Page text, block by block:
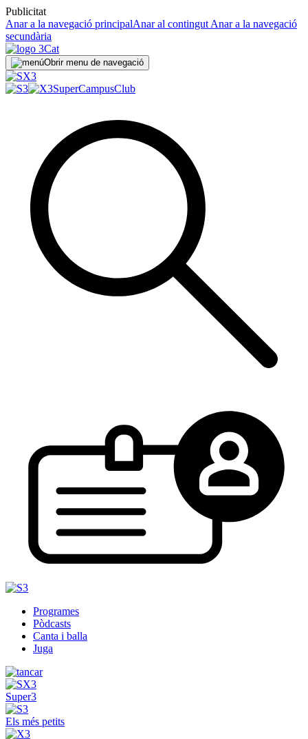
Publicitat
Anar a la navegació principalAnar al contingut Anar a la navegació
secundària
Obrir menu de navegació
SuperCampusClub
Programes
Pòdcasts
Canta i balla
Juga
Super3
Els més petits